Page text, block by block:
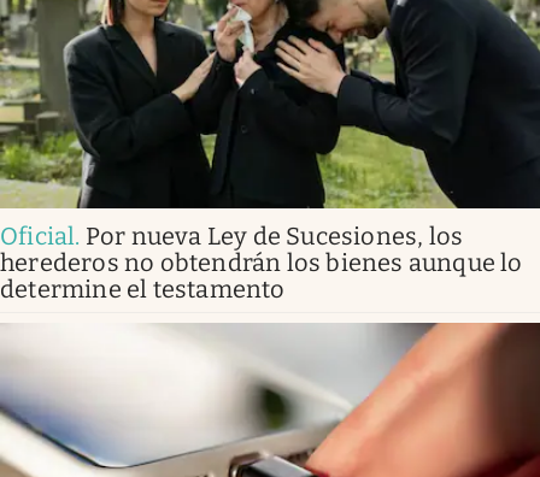
Oficial. Por nueva Ley de Sucesiones, los
herederos no obtendrán los bienes aunque lo
determine el testamento